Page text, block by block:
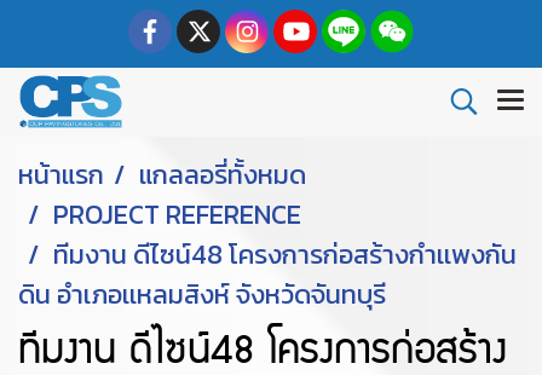
หน้าแรก
แกลลอรี่ทั้งหมด
PROJECT REFERENCE
ทีมงาน ดีไซน์48 โครงการก่อสร้างกำเเพงกัน
ดิน อำเภอเเหลมสิงห์ จังหวัดจันทบุรี
ทีมงาน ดีไซน์48 โครงการก่อสร้าง